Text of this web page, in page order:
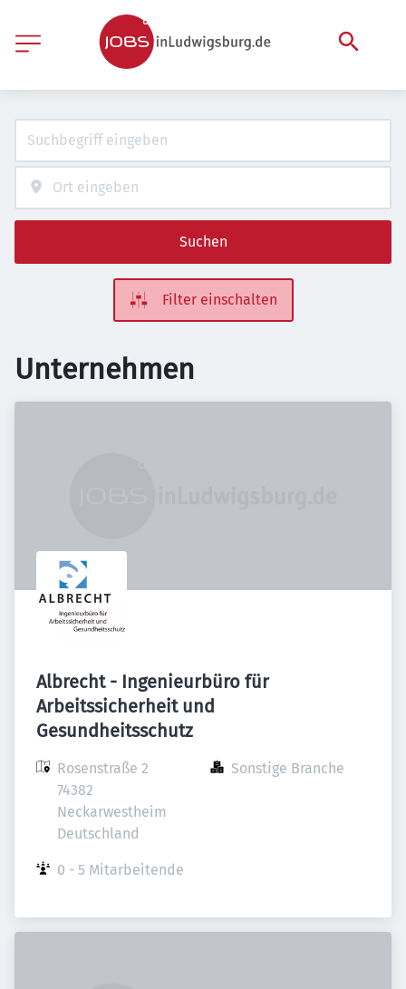
Suchen
Filter einschalten
Unternehmen
Albrecht - Ingenieurbüro für
Arbeitssicherheit und
Gesundheitsschutz
Rosenstraße 2
74382
Neckarwestheim
Deutschland
Sonstige Branche
0 - 5 Mitarbeitende